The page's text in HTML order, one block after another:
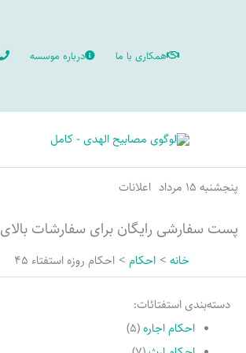
همکاری با ما درباره موسسه
پنجشنبه ۱۵ مرداد اعلانات
پست سفارشی رایگان برای سفارشات بالای ۳۰۰.۰۰۰ تومان
خانه احکام احکام روزه استفتاء 45
دسته‌بندی استفتائات:
احکام اجاره(۵)